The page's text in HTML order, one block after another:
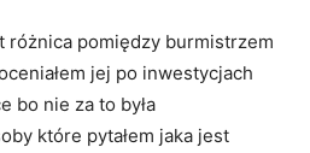
różnica pomiędzy burmistrzem
jej po inwestycjach
bo nie za to była
które pytałem jaka jest